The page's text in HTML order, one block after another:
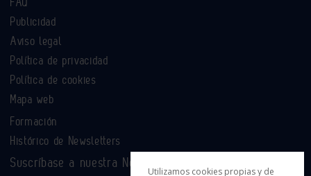
Publicidad
Aviso legal
Política de privacidad
Política de cookies
Mapa web
Formación
Histórico de Newsletters
Suscríbase a nuestra Newsletter
Utilizamos cookies propias y de